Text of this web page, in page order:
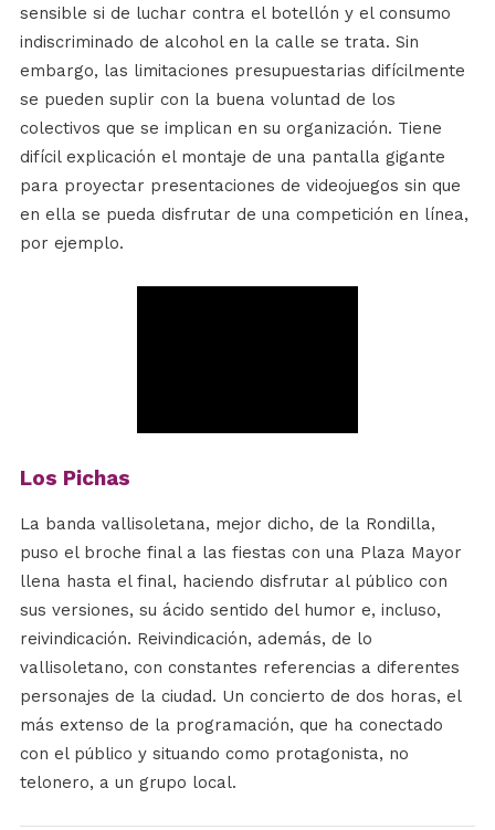
sensible si de luchar contra el botellón y el consumo
indiscriminado de alcohol en la calle se trata. Sin
embargo, las limitaciones presupuestarias difícilmente
se pueden suplir con la buena voluntad de los
colectivos que se implican en su organización. Tiene
difícil explicación el montaje de una pantalla gigante
para proyectar presentaciones de videojuegos sin que
en ella se pueda disfrutar de una competición en línea,
por ejemplo.
Los Pichas
La banda vallisoletana, mejor dicho, de la Rondilla,
puso el broche final a las fiestas con una Plaza Mayor
llena hasta el final, haciendo disfrutar al público con
sus versiones, su ácido sentido del humor e, incluso,
reivindicación. Reivindicación, además, de lo
vallisoletano, con constantes referencias a diferentes
personajes de la ciudad. Un concierto de dos horas, el
más extenso de la programación, que ha conectado
con el público y situando como protagonista, no
telonero, a un grupo local.